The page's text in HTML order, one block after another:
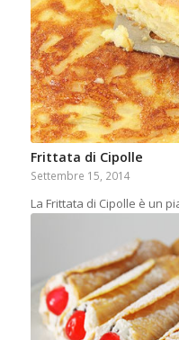
Frittata di Cipolle
Settembre 15, 2014
La Frittata di Cipolle è un